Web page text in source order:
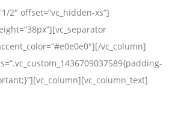
2″ offset=”vc_hidden-xs”]
vc_column]